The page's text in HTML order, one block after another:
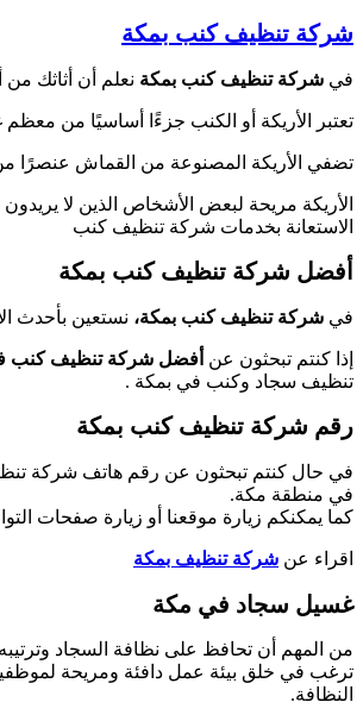
شركة تنظيف كنب بمكة
في شركة تنظيف كنب بمكة نعلم أن أثاثك
تعتبر الأريكة أو الكنب جزءًا أساسيًا من
تضفي الأريكة المصنوعة من القماش عنصرًا
الأريكة مريحة لبعض الأشخاص الذين لا
الاستعانة بخدمات شركة تنظيف كنب
أفضل شركة تنظيف كنب بمكة
في شركة تنظيف كنب بمكة، نستعين بأحدث
إذا كنتم تبحثون عن أفضل شركة تنظيف كنب
تنظيف سجاد وكنب في بمكة .
رقم شركة تنظيف كنب بمكة
في حال كنتم تبحثون عن رقم هاتف شركة
في منطقة مكة.
كما يمكنكم زيارة موقعنا أو زيارة صفحات
اقراء عن شركة تنظيف بمكة
غسيل سجاد في مكة
من المهم أن تحافظ على نظافة السجاد
ترغب في خلق بيئة عمل دافئة ومريحة
النظافة.